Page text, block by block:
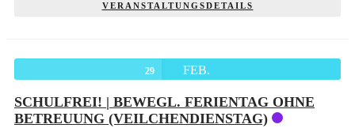
VERANSTALTUNGSDETAILS
29 FEB.
SCHULFREI! | BEWEGL. FERIENTAG OHNE
BETREUUNG (VEILCHENDIENSTAG)